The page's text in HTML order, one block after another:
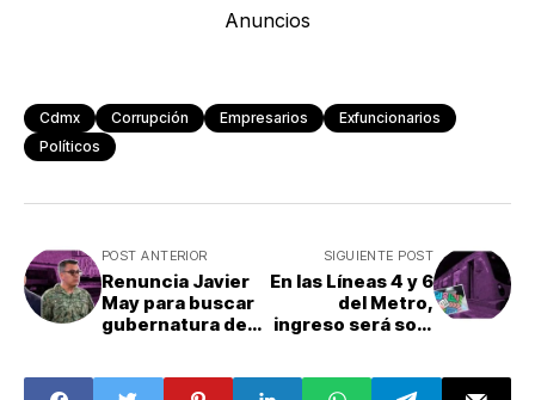
Anuncios
Cdmx Corrupción Empresarios
Exfuncionarios
Políticos
POST ANTERIOR
Renuncia Javier
May para buscar
gubernatura de
cargo de la
SIGUIENTE POST
En las Líneas 4 y 6
del Metro,
ingreso será solo